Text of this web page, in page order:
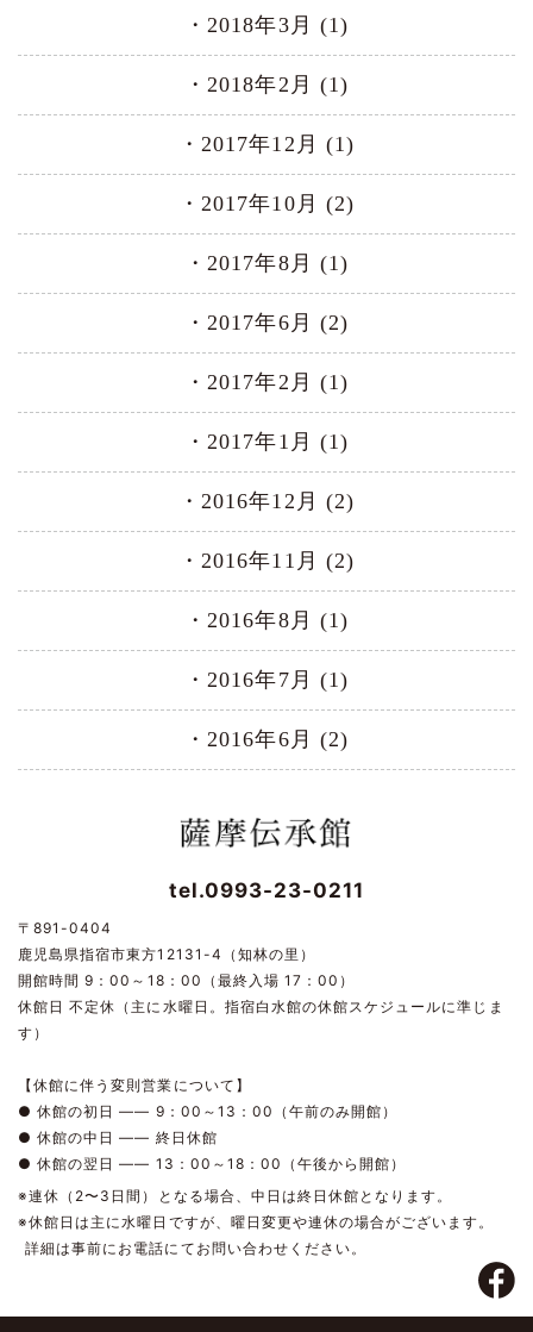
2018年3月 (1)
2018年2月 (1)
2017年12月 (1)
2017年10月 (2)
2017年8月 (1)
2017年6月 (2)
2017年2月 (1)
2017年1月 (1)
2016年12月 (2)
2016年11月 (2)
2016年8月 (1)
2016年7月 (1)
2016年6月 (2)
tel.0993-23-0211
〒891-0404
鹿児島県指宿市東方12131-4（知林の里）
開館時間 9：00～18：00（最終入場 17：00）
休館日 不定休（主に水曜日。指宿白水館の休館スケジュールに準じま
す）
【休館に伴う変則営業について】
● 休館の初日 ―― 9：00～13：00（午前のみ開館）
● 休館の中日 ―― 終日休館
● 休館の翌日 ―― 13：00～18：00（午後から開館）
※連休（2〜3日間）となる場合、中日は終日休館となります。
※休館日は主に水曜日ですが、曜日変更や連休の場合がございます。
詳細は事前にお電話にてお問い合わせください。